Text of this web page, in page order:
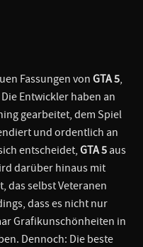
Fassungen vonGTA 5,
Entwickler haben an
gearbeitet, dem Spiel
und ordentlich an
entscheidet, GTA 5 aus
darüber hinaus mit
das selbst Veteranen
dass es nicht nur
Grafikunschönheiten in
Dennoch: Die beste